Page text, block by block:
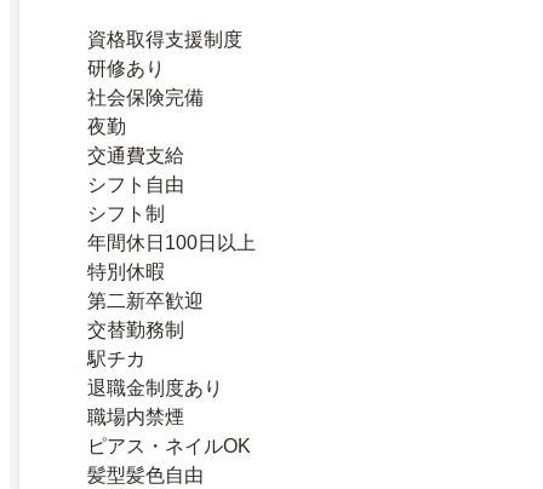
資格取得支援制度
研修あり
社会保険完備
夜勤
交通費支給
シフト自由
シフト制
年間休日100日以上
特別休暇
第二新卒歓迎
交替勤務制
駅チカ
退職金制度あり
職場内禁煙
ピアス・ネイルOK
髪型髪色自由